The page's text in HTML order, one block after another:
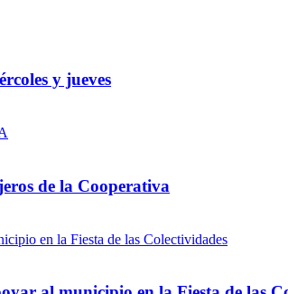
y jueves
de la Cooperativa